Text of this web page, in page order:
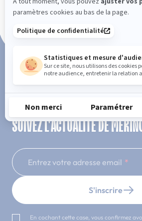
Paiement en 3x ou 4x
SUIVEZ L'ACTUALITÉ DE
Entrez votre adresse email
S'inscrire
En cochant cette case, vous confirmez